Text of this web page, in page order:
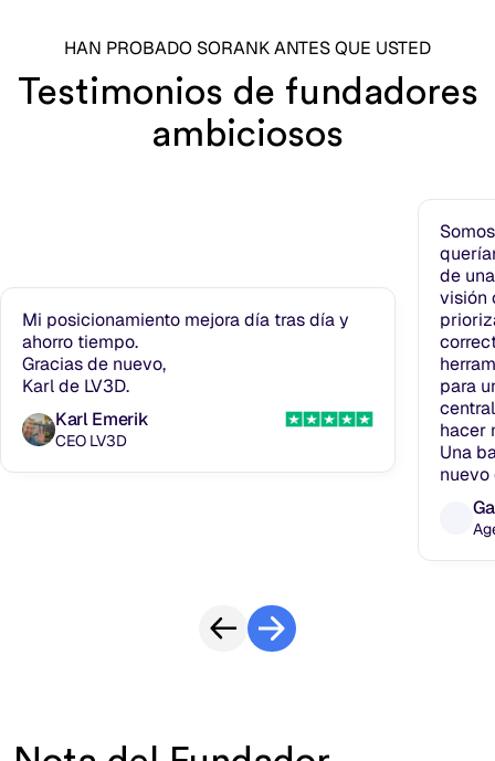
HAN PROBADO SORANK ANTES QUE USTED
Testimonios de fundadores
ambiciosos
Mi posicionamiento mejora día tras día y
ahorro tiempo.
Gracias de nuevo,
Karl de LV3D.
Karl Emerik
CEO LV3D
de
visión
para
hacer
Una
nuevo